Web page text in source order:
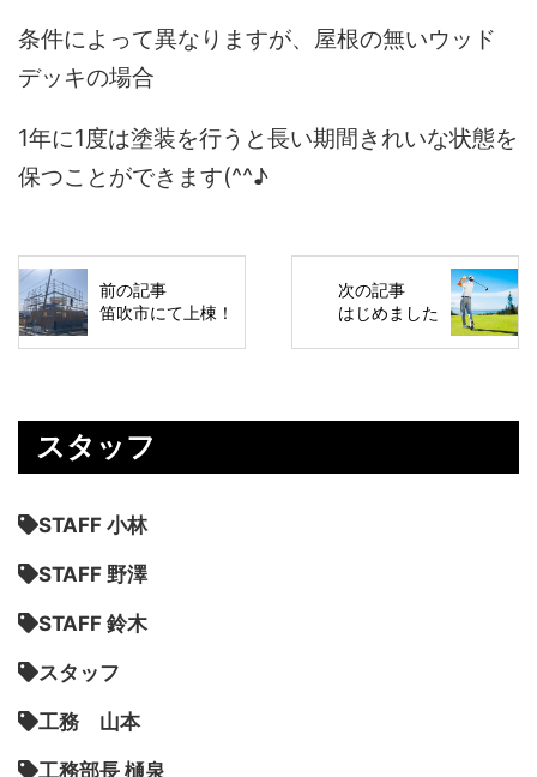
条件によって異なりますが、屋根の無いウッド
デッキの場合
1年に1度は塗装を行うと長い期間きれいな状態を
保つことができます(^^♪
前の記事
笛吹市にて上棟！
次の記事
はじめました
スタッフ
STAFF 小林
STAFF 野澤
STAFF 鈴木
スタッフ
工務 山本
工務部長 樋泉